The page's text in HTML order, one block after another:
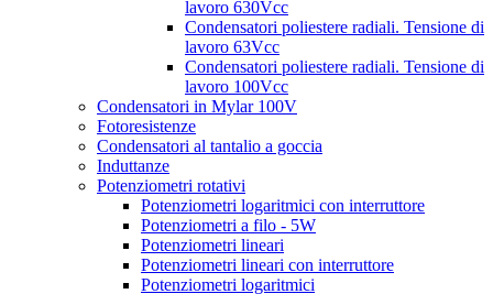
lavoro 630Vcc
Condensatori poliestere radiali. Tensione di
lavoro 63Vcc
Condensatori poliestere radiali. Tensione di
lavoro 100Vcc
Condensatori in Mylar 100V
Fotoresistenze
Condensatori al tantalio a goccia
Induttanze
Potenziometri rotativi
Potenziometri logaritmici con interruttore
Potenziometri a filo - 5W
Potenziometri lineari
Potenziometri lineari con interruttore
Potenziometri logaritmici